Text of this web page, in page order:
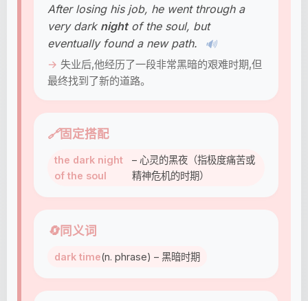
After losing his job, he went through a
very dark nightof the soul, but
eventually found a new path.
🔊
失业后,他经历了一段非常黑暗的艰难时期,但
最终找到了新的道路。
🔗固定搭配
the dark night
of the soul
– 心灵的黑夜（指极度痛苦或
精神危机的时期）
🔄同义词
dark time(n. phrase) – 黑暗时期